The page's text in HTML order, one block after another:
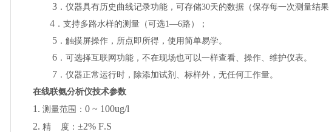
3 ．仪器具有历史曲线记录功能，可存储30天的数据（保存每一次测量结
4 ．支持多路水样的测量（可选1—6路）；
5 ．触摸屏操作，所点即所得，使用简单易学。
6 ．可选择互联网功能，不在现场也可以一样查看、操作、维护仪表。
7 ．仪器正常运行时，除添加试剂、标样外，无任何工作量。
在线联氨分析仪技术参数
1. 测量范围： 0 ~ 100ug/l
2. 精 度： ±2% F.S